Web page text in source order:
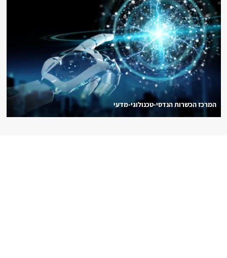
המרכז הכשרות הנדסי-טכנולוגי-מדעי